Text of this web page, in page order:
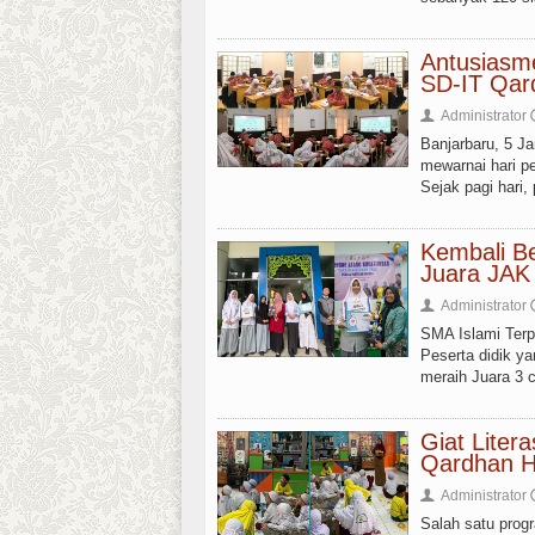
SD-IT
👤 Administrator
Banjarbaru, 5
mewarnai hari
Sejak pagi hari,
Kembali
Juara
👤 Administrator
SMA Islami
Peserta didik
meraih Juara 3
Giat
Qardhan
👤 Administrator
Salah satu